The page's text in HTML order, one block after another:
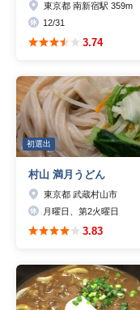
東京都 南新宿駅 359m
12/31
3.74
初選出
村山 満月うどん
東京都 武蔵村山市
月曜日、第2火曜日
3.83